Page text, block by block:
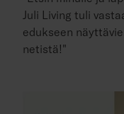
Juli Living tuli
edukseen
netistä!"